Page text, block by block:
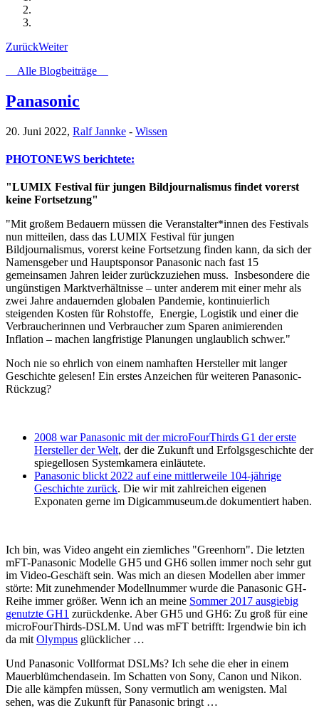
ZurückWeiter
Alle Blogbeiträge
Panasonic
20. Juni 2022, Ralf Jannke - Wissen
PHOTONEWS berichtete:
"LUMIX Festival für jungen Bildjournalismus findet vorerst
keine Fortsetzung"
"Mit großem Bedauern müssen die Veranstalter*innen des Festivals
nun mitteilen, dass das LUMIX Festival für jungen
Bildjournalismus, vorerst keine Fortsetzung finden kann, da sich der
Namensgeber und Hauptsponsor Panasonic nach fast 15
gemeinsamen Jahren leider zurückzuziehen muss. Insbesondere die
ungünstigen Marktverhältnisse – unter anderem mit einer mehr als
zwei Jahre andauernden globalen Pandemie, kontinuierlich
steigenden Kosten für Rohstoffe, Energie, Logistik und einer die
Verbraucherinnen und Verbraucher zum Sparen animierenden
Inflation – machen langfristige Planungen unglaublich schwer."
Noch nie so ehrlich von einem namhaften Hersteller mit langer
Geschichte gelesen! Ein erstes Anzeichen für weiteren Panasonic-
Rückzug?
2008 war Panasonic mit der microFourThirds G1 der erste
Hersteller der Welt, der die Zukunft und Erfolgsgeschichte der
spiegellosen Systemkamera einläutete.
Panasonic blickt 2022 auf eine mittlerweile 104-jährige
Geschichte zurück. Die wir mit zahlreichen eigenen
Exponaten gerne im Digicammuseum.de dokumentiert haben.
Ich bin, was Video angeht ein ziemliches "Greenhorn". Die letzten
mFT-Panasonic Modelle GH5 und GH6 sollen immer noch sehr gut
im Video-Geschäft sein. Was mich an diesen Modellen aber immer
störte: Mit zunehmender Modellnummer wurde die Panasonic GH-
Reihe immer größer. Wenn ich an meine Sommer 2017 ausgiebig
genutzte GH1 zurückdenke. Aber GH5 und GH6: Zu groß für eine
microFourThirds-DSLM. Und was mFT betrifft: Irgendwie bin ich
da mit Olympus glücklicher …
Und Panasonic Vollformat DSLMs? Ich sehe die eher in einem
Mauerblümchendasein. Im Schatten von Sony, Canon und Nikon.
Die alle kämpfen müssen, Sony vermutlich am wenigsten. Mal
sehen, was die Zukunft für Panasonic bringt …